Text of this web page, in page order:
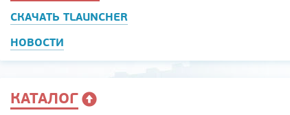
СКАЧАТЬ TLAUNCHER
НОВОСТИ
КАТАЛОГ